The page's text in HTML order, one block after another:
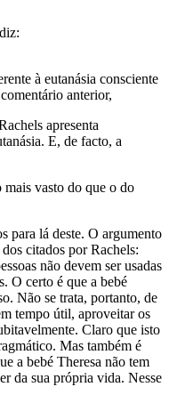
diz:
à eutanásia consciente
anterior,
apresenta
E, de facto, a
vasto do que o do
para lá deste. O argumento
citados por Rachels:
não devem ser usadas
O certo é que a bebé
Não se trata, portanto, de
tempo útil, aproveitar os
Claro que isto
Mas também é
a bebé Theresa não tem
da sua própria vida. Nesse